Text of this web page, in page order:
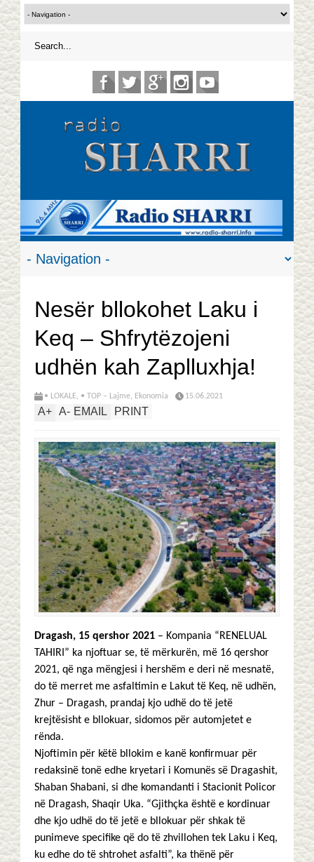
Nesër bllokohet Laku i
Keq – Shfrytëzojeni
udhën kah Zaplluxhja!
• LOKALE, • TOP – Lajme, Ekonomia 15.06.2021
A+ A- EMAIL PRINT
Dragash, 15 qershor 2021 – Kompania “RENELUAL
TAHIRI” ka njoftuar se, të mërkurën, më 16 qershor
2021, që nga mëngjesi i hershëm e deri në mesnatë,
do të merret me asfaltimin e Lakut të Keq, në udhën,
Zhur – Dragash, prandaj kjo udhë do të jetë
krejtësisht e bllokuar, sidomos për automjetet e
rënda.
Njoftimin për këtë bllokim e kanë konfirmuar për
redaksinë tonë edhe kryetari i Komunës së Dragashit,
Shaban Shabani, si dhe komandanti i Stacionit Policor
në Dragash, Shaqir Uka. “Gjithçka është e kordinuar
dhe kjo udhë do të jetë e bllokuar për shkak të
punimeve specifike që do të zhvillohen tek Laku i Keq,
ku edhe do të shtrohet asfalti”, ka thënë për